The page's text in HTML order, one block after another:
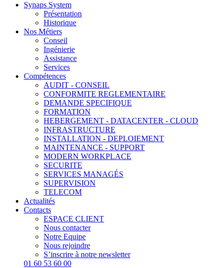
Synaps System
Présentation
Historique
Nos Métiers
Conseil
Ingénierie
Assistance
Services
Compétences
AUDIT - CONSEIL
CONFORMITE REGLEMENTAIRE
DEMANDE SPECIFIQUE
FORMATION
HEBERGEMENT - DATACENTER - CLOUD
INFRASTRUCTURE
INSTALLATION - DEPLOIEMENT
MAINTENANCE - SUPPORT
MODERN WORKPLACE
SECURITE
SERVICES MANAGÉS
SUPERVISION
TELECOM
Actualités
Contacts
ESPACE CLIENT
Nous contacter
Notre Equipe
Nous rejoindre
S’inscrire à notre newsletter
01 60 53 60 00